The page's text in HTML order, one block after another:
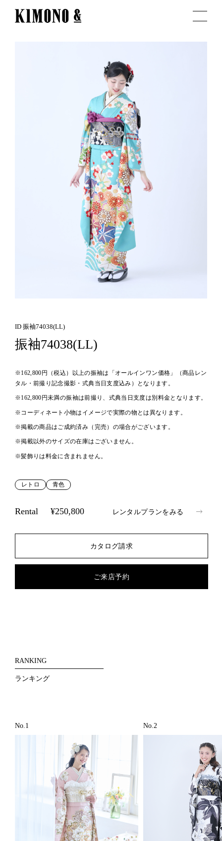
ID 振袖74038(LL)
振袖74038(LL)
※162,800円（税込）以上の振袖は「オールインワン価格」（商品レン
タル・前撮り記念撮影・式典当日支度込み）となります。
※162,800円未満の振袖は前撮り、式典当日支度は別料金となります。
※コーディネート小物はイメージで実際の物とは異なります。
※掲載の商品はご成約済み（完売）の場合がございます。
※掲載以外のサイズの在庫はございません。
※髪飾りは料金に含まれません。
レトロ 青色
Rental ¥250,800 レンタルプランをみる
カタログ請求
ご来店予約
RANKING
ランキング
No.1 No.2